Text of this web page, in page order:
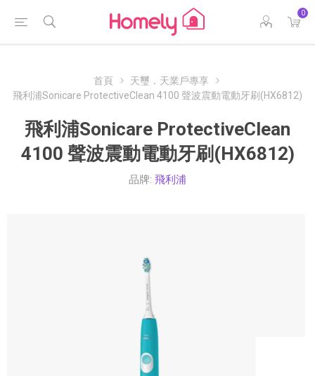
0
首頁
天璽．天業戶專享
飛利浦Sonicare ProtectiveClean 4100 聲波震動電動牙刷(HX6812)
飛利浦Sonicare ProtectiveClean
4100 聲波震動電動牙刷(HX6812)
品牌: 飛利浦